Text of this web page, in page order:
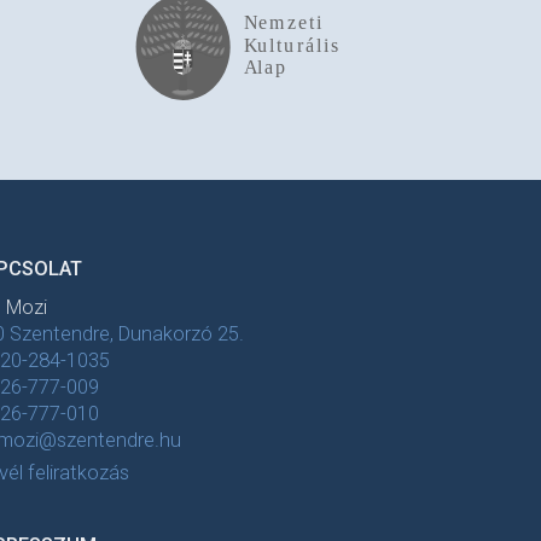
Mozi
Szentendre, Dunakorzó 25.
284-1035
777-009
777-010
feliratkozás